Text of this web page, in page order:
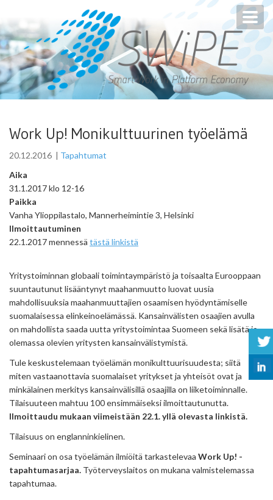
Work Up! Monikulttuurinen työelämä
20.12.2016 | Tapahtumat
Aika
31.1.2017 klo 12-16
Paikka
Vanha Ylioppilastalo, Mannerheimintie 3, Helsinki
Ilmoittautuminen
22.1.2017 mennessä tästä linkistä
Yritystoiminnan globaali toimintaympäristö ja toisaalta Eurooppaan
suuntautunut lisääntynyt maahanmuutto luovat uusia
mahdollisuuksia maahanmuuttajien osaamisen hyödyntämiselle
suomalaisessa elinkeinoelämässä. Kansainvälisten osaajien avulla
on mahdollista saada uutta yritystoimintaa Suomeen sekä lisätä jo
olemassa olevien yritysten kansainvälistymistä.
Tule keskustelemaan työelämän monikulttuurisuudesta; siitä
miten vastaanottavia suomalaiset yritykset ja yhteisöt ovat ja
minkälainen merkitys kansainvälisillä osaajilla on liiketoiminnalle.
Tilaisuuteen mahtuu 100 ensimmäiseksi ilmoittautunutta.
Ilmoittaudu mukaan viimeistään 22.1. yllä olevasta linkistä.
Tilaisuus on englanninkielinen.
Seminaari on osa työelämän ilmiöitä tarkastelevaa Work Up! -
tapahtumasarjaa. Työterveyslaitos on mukana valmistelemassa
tapahtumaa.